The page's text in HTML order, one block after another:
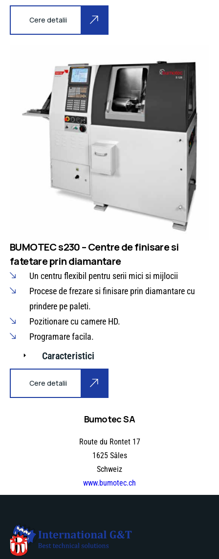
Cere detalii
BUMOTEC s230 – Centre de finisare si
fatetare prin diamantare
Un centru flexibil pentru serii mici si mijlocii
Procese de frezare si finisare prin diamantare cu
prindere pe paleti.
Pozitionare cu camere HD.
Programare facila.
Caracteristici
Cere detalii
Bumotec SA
Route du Rontet 17
1625 Sâles
Schweiz
www.bumotec.ch